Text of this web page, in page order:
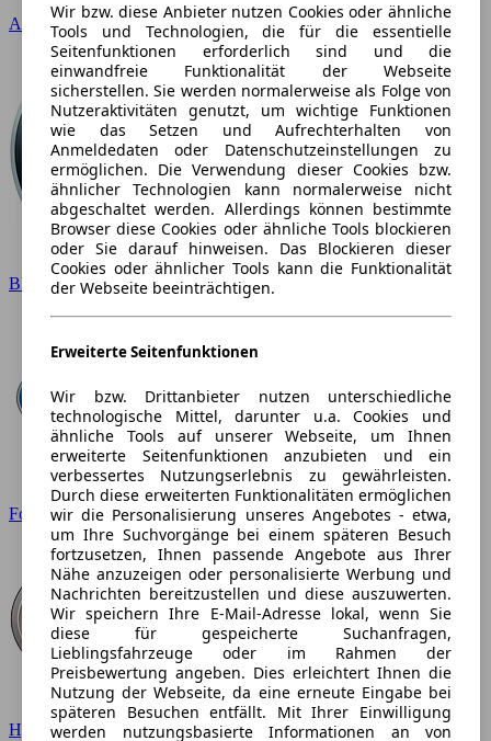
Audi
BMW
Ford
Hyundai
Wir bzw. diese Anbieter nutzen Cookies oder ähnliche
Tools und Technologien, die für die essentielle
Seitenfunktionen erforderlich sind und die
einwandfreie Funktionalität der Webseite
sicherstellen. Sie werden normalerweise als Folge von
Nutzeraktivitäten genutzt, um wichtige Funktionen
wie das Setzen und Aufrechterhalten von
Anmeldedaten oder Datenschutzeinstellungen zu
ermöglichen. Die Verwendung dieser Cookies bzw.
ähnlicher Technologien kann normalerweise nicht
abgeschaltet werden. Allerdings können bestimmte
Browser diese Cookies oder ähnliche Tools blockieren
oder Sie darauf hinweisen. Das Blockieren dieser
Cookies oder ähnlicher Tools kann die Funktionalität
der Webseite beeinträchtigen.
Erweiterte Seitenfunktionen
Wir bzw. Drittanbieter nutzen unterschiedliche
technologische Mittel, darunter u.a. Cookies und
ähnliche Tools auf unserer Webseite, um Ihnen
erweiterte Seitenfunktionen anzubieten und ein
verbessertes Nutzungserlebnis zu gewährleisten.
Durch diese erweiterten Funktionalitäten ermöglichen
wir die Personalisierung unseres Angebotes - etwa,
um Ihre Suchvorgänge bei einem späteren Besuch
fortzusetzen, Ihnen passende Angebote aus Ihrer
Nähe anzuzeigen oder personalisierte Werbung und
Nachrichten bereitzustellen und diese auszuwerten.
Wir speichern Ihre E-Mail-Adresse lokal, wenn Sie
diese für gespeicherte Suchanfragen,
Lieblingsfahrzeuge oder im Rahmen der
Preisbewertung angeben. Dies erleichtert Ihnen die
Nutzung der Webseite, da eine erneute Eingabe bei
späteren Besuchen entfällt. Mit Ihrer Einwilligung
werden nutzungsbasierte Informationen an von